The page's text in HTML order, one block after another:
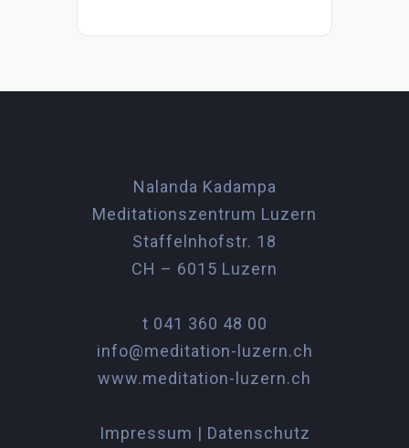
Nalanda Kadampa
Meditationszentrum Luzern
Staffelnhofstr. 18
CH – 6015 Luzern
t 041 360 48 00
info@meditation-luzern.ch
www.meditation-luzern.ch
Impressum | Datenschutz